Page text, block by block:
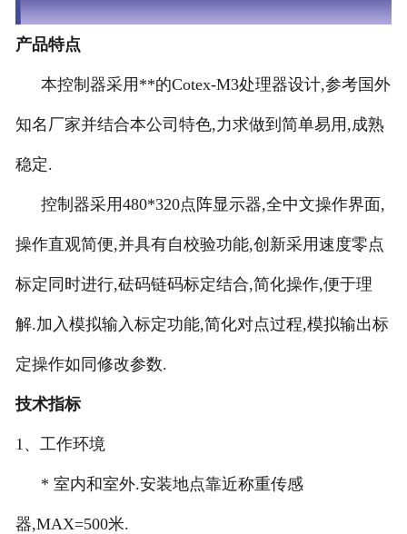
产品特点
本控制器采用**的Cotex-M3处理器设计,参考国外
知名厂家并结合本公司特色,力求做到简单易用,成熟
稳定.
控制器采用480*320点阵显示器,全中文操作界面,
操作直观简便,并具有自校验功能,创新采用速度零点
标定同时进行,砝码链码标定结合,简化操作,便于理
解.加入模拟输入标定功能,简化对点过程,模拟输出标
定操作如同修改参数.
技术指标
1 、工作环境
* 室内和室外.安装地点靠近称重传感
器,MAX=500米.